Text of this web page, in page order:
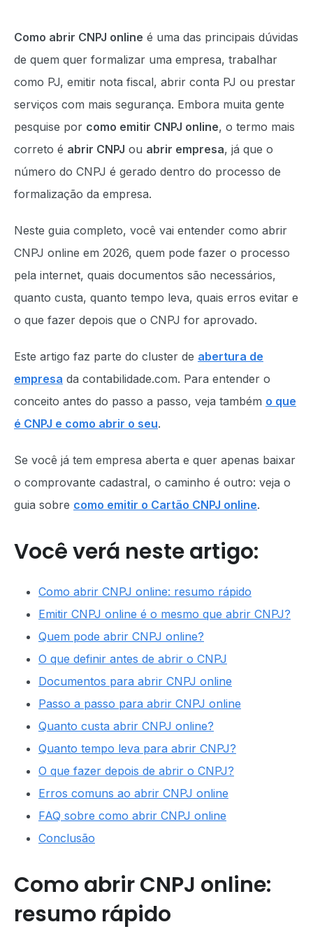
Como abrir CNPJ online é uma das principais dúvidas
de quem quer formalizar uma empresa, trabalhar
como PJ, emitir nota fiscal, abrir conta PJ ou prestar
serviços com mais segurança. Embora muita gente
pesquise por como emitir CNPJ online, o termo mais
correto é abrir CNPJ ou abrir empresa, já que o
número do CNPJ é gerado dentro do processo de
formalização da empresa.
Neste guia completo, você vai entender como abrir
CNPJ online em 2026, quem pode fazer o processo
pela internet, quais documentos são necessários,
quanto custa, quanto tempo leva, quais erros evitar e
o que fazer depois que o CNPJ for aprovado.
Este artigo faz parte do cluster de abertura de
empresa da contabilidade.com. Para entender o
conceito antes do passo a passo, veja também o que
é CNPJ e como abrir o seu.
Se você já tem empresa aberta e quer apenas baixar
o comprovante cadastral, o caminho é outro: veja o
guia sobre como emitir o Cartão CNPJ online.
Você verá neste artigo:
Como abrir CNPJ online: resumo rápido
Emitir CNPJ online é o mesmo que abrir CNPJ?
Quem pode abrir CNPJ online?
O que definir antes de abrir o CNPJ
Documentos para abrir CNPJ online
Passo a passo para abrir CNPJ online
Quanto custa abrir CNPJ online?
Quanto tempo leva para abrir CNPJ?
O que fazer depois de abrir o CNPJ?
Erros comuns ao abrir CNPJ online
FAQ sobre como abrir CNPJ online
Conclusão
Como abrir CNPJ online:
resumo rápido